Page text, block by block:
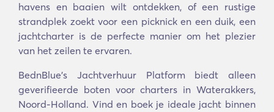
havens en baaien wilt ontdekken, of een rustige
strandplek zoekt voor een picknick en een duik, een
jachtcharter is de perfecte manier om het plezier
van het zeilen te ervaren.
BednBlue's Jachtverhuur Platform biedt alleen
geverifieerde boten voor charters in Waterakkers,
Noord-Holland. Vind en boek je ideale jacht binnen